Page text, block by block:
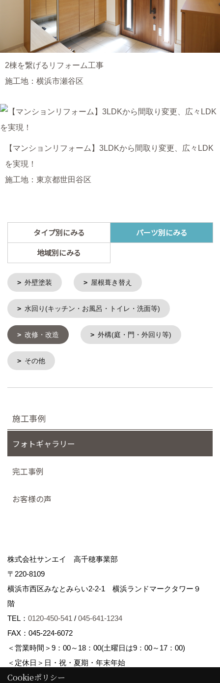
2棟を繋げるリフォーム工事
施工地：横浜市瀬谷区
【マンションリフォーム】3LDKから間取り変更、広々LDK
を実現！
施工地：東京都世田谷区
タイプ別にみる
パーツ別にみる
地域別にみる
外壁塗装 屋根葺き替え
水回り(キッチン・お風呂・トイレ・洗面等)
改修・改造 外構(庭・門・外回り等)
その他
施工事例
フォトギャラリー
完工事例
お客様の声
株式会社サンエイ 高千穂事業部
〒220-8109
横浜市西区みなとみらい2-2-1 横浜ランドマークタワー９
階
TEL： 0120-450-541 / 045-641-1234
FAX：045-224-6072
＜営業時間＞9：00～18：00(土曜日は9：00～17：00)
＜定休日＞日・祝・夏期・年末年始
Cookieポリシー